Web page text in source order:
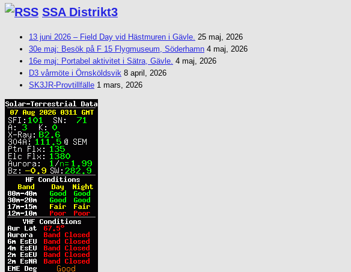
SSA Distrikt3
13 juni 2026 – Field Day vid Hästmuren i Gävle. 25 maj, 2026
30e maj: Besök på F 15 Flygmuseum, Söderhamn 4 maj, 2026
16e maj: Portabel aktivitet i Sätra, Gävle. 4 maj, 2026
D3 vårmöte i Örnsköldsvik 8 april, 2026
SK3JR-Provtillfälle 1 mars, 2026